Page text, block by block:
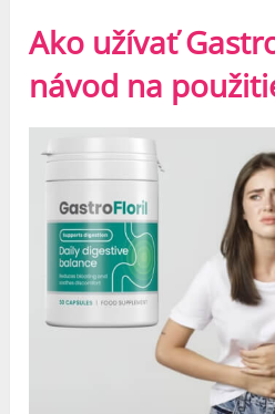
Ako užívať
návod na